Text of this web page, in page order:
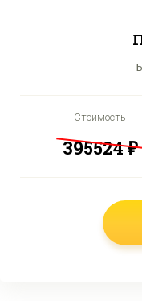
Стоимость
395524 ₽